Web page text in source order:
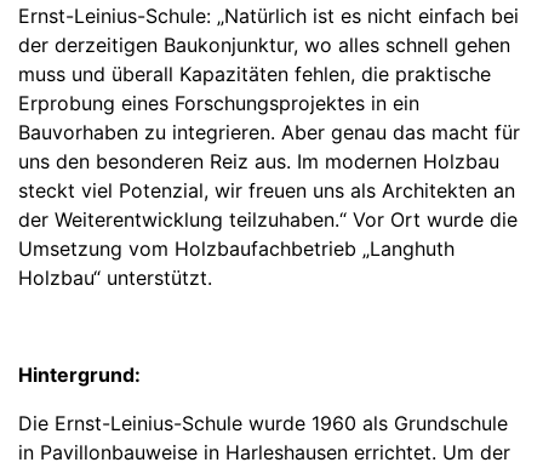
Ernst-Leinius-Schule: „Natürlich ist es nicht einfach bei
der derzeitigen Baukonjunktur, wo alles schnell gehen
muss und überall Kapazitäten fehlen, die praktische
Erprobung eines Forschungsprojektes in ein
Bauvorhaben zu integrieren. Aber genau das macht für
uns den besonderen Reiz aus. Im modernen Holzbau
steckt viel Potenzial, wir freuen uns als Architekten an
der Weiterentwicklung teilzuhaben.“ Vor Ort wurde die
Umsetzung vom Holzbaufachbetrieb „Langhuth
Holzbau“ unterstützt.
Hintergrund:
Die Ernst-Leinius-Schule wurde 1960 als Grundschule
in Pavillonbauweise in Harleshausen errichtet. Um der